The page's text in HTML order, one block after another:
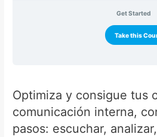
Get Started
Take this
Optimiza y consigue tus
comunicación interna,
pasos: escuchar,